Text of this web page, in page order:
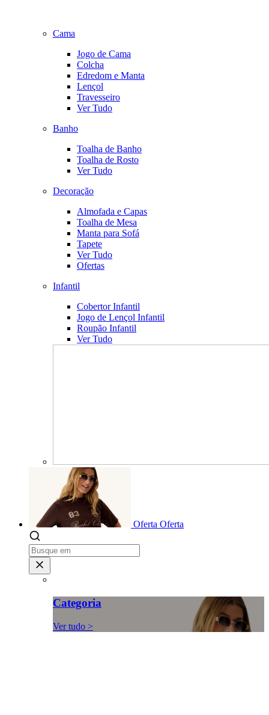
Cama
Jogo de Cama
Colcha
Edredom e Manta
Lençol
Travesseiro
Ver Tudo
Banho
Toalha de Banho
Toalha de Rosto
Ver Tudo
Decoração
Almofada e Capas
Toalha de Mesa
Manta para Sofá
Tapete
Ver Tudo
Ofertas
Infantil
Cobertor Infantil
Jogo de Lençol Infantil
Roupão Infantil
Ver Tudo
Oferta Oferta
Categoria
Ver tudo >